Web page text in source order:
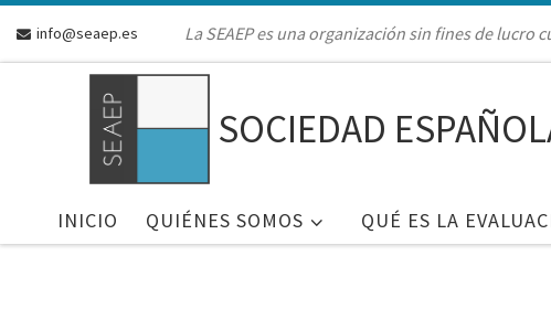
Skip to content
info@seaep.es La SEAEP es una organización sin fines de
SOCIEDAD
INICIO QUIÉNES SOMOS QUÉ ES LA